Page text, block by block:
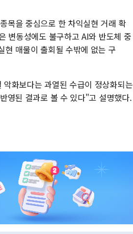
목을 중심으로 한 차익실현 거래 확
변동성에도 불구하고 AI와 반도체 중
현 매물이 출회될 수밖에 없는 구
화보다는 과열된 수급이 정상화되는
영된 결과로 볼 수 있다"고 설명했다.